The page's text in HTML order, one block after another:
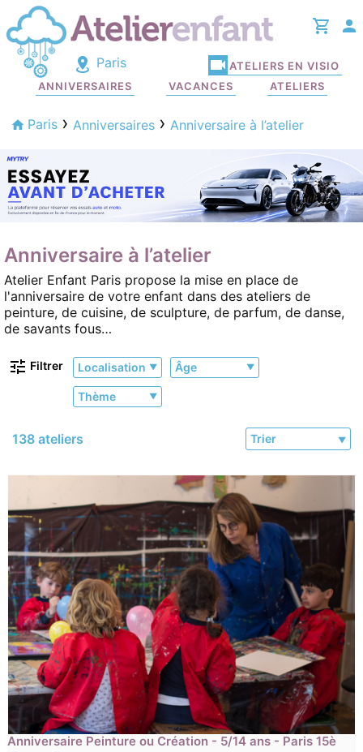
Paris
ANNIVERSAIRES VACANCES ATELIERS
ATELIERS EN VISIO
Paris Anniversaires Anniversaire à l’atelier
Anniversaire à l’atelier
Atelier Enfant Paris propose la mise en place de
l'anniversaire de votre enfant dans des ateliers de
peinture, de cuisine, de sculpture, de parfum, de danse,
de savants fous…
Filtrer Localisation Âge
Thème
138 ateliers Trier
Anniversaire Peinture ou Création - 5/14 ans - Paris 15è